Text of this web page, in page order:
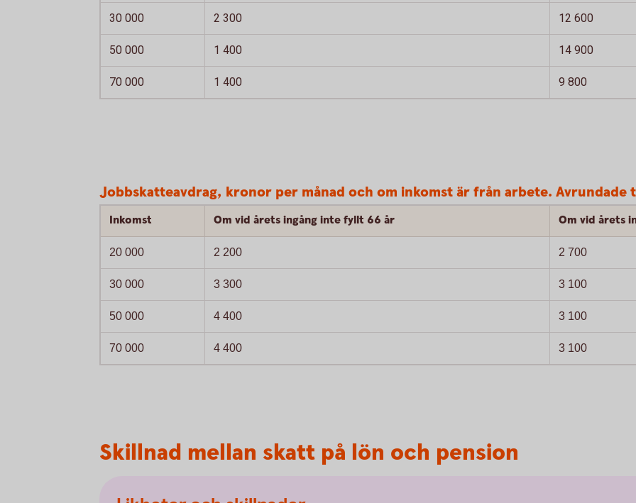
30 000 2 300 12 600
50 000 1 400 14 900
70 000 1 400 9 800
Jobbskatteavdrag, kronor per månad och om inkomst är från arbete. Avrundade
Inkomst Om vid årets ingång inte fyllt 66 år Om vid årets
20 000 2 200 2 700
30 000 3 300 3 100
50 000 4 400 3 100
70 000 4 400 3 100
Skillnad mellan skatt på lön och pension